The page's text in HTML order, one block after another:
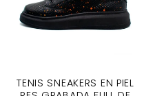
TENIS SNEAKERS EN PIEL